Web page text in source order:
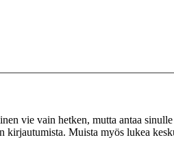
vie vain hetken, mutta antaa
Muista myös lukea